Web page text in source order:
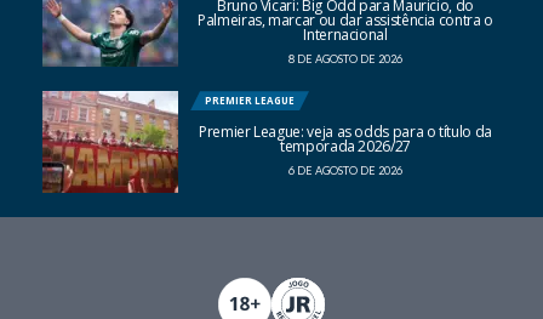
Bruno Vicari: Big Odd para Mauricio, do
Palmeiras, marcar ou dar assistência contra o
Internacional
8 DE AGOSTO DE 2026
PREMIER LEAGUE
Premier League: veja as odds para o título da
temporada 2026/27
6 DE AGOSTO DE 2026